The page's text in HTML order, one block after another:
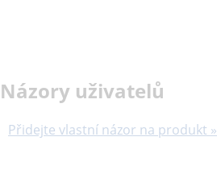
Názory uživatelů
Přidejte vlastní názor na produkt »